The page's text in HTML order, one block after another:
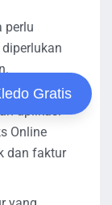
perlu
portal
aplikasi
Online
dan faktur
Gratis